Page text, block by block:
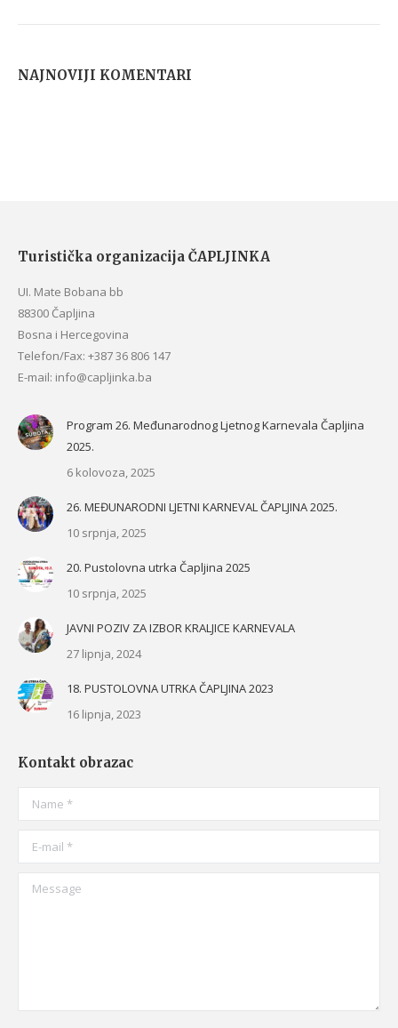
NAJNOVIJI KOMENTARI
Turistička organizacija ČAPLJINKA
UI. Mate Bobana bb
88300 Čapljina
Bosna i Hercegovina
Telefon/Fax: +387 36 806 147
E-mail: info@capljinka.ba
Program 26. Međunarodnog Ljetnog Karnevala Čapljina
2025.
6 kolovoza, 2025
26. MEĐUNARODNI LJETNI KARNEVAL ČAPLJINA 2025.
10 srpnja, 2025
20. Pustolovna utrka Čapljina 2025
10 srpnja, 2025
JAVNI POZIV ZA IZBOR KRALJICE KARNEVALA
27 lipnja, 2024
18. PUSTOLOVNA UTRKA ČAPLJINA 2023
16 lipnja, 2023
Kontakt obrazac
Name *
E-mail *
Message